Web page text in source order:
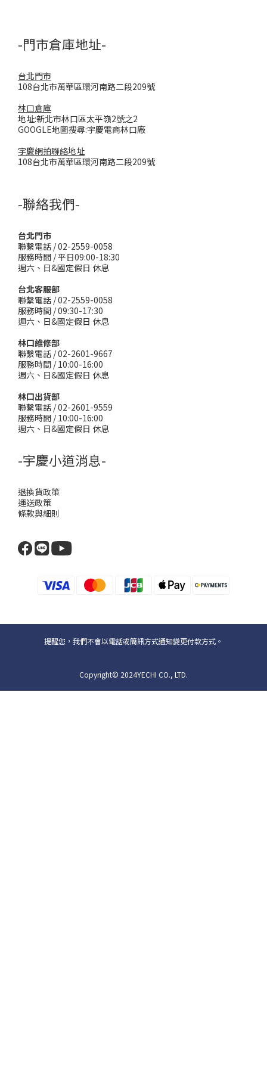
-門市倉庫地址-
台北門市
108台北市萬華區環河南路二段209號
林口倉庫
地址:新北市林口區太平嶺2號之2
GOOGLE地圖搜尋:宇慶電商林口廠
宇慶網拍聯絡地址
108台北市萬華區環河南路二段209號
-聯絡我們-
台北門市
聯繫電話 / 02-2559-0058
服務時間 / 平日09:00-18:30
週六、日&國定假日 休息
台北客服部
聯繫電話 / 02-2559-0058
服務時間 / 09:30-17:30
週六、日&國定假日 休息
林口維修部
聯繫電話 / 02-2601-9667
服務時間 / 10:00-16:00
週六、日&國定假日 休息
林口出貨部
聯繫電話 / 02-2601-9559
服務時間 / 10:00-16:00
週六、日&國定假日 休息
-宇慶小道消息-
退換貨政策
運送政策
條款與細則
提醒您，我們不會以電話或簡訊方式通知變更付款方式。
Copyright© 2024YECHI CO., LTD.